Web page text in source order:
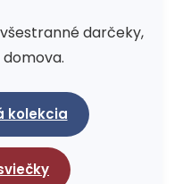
darčeky,
kolekcia